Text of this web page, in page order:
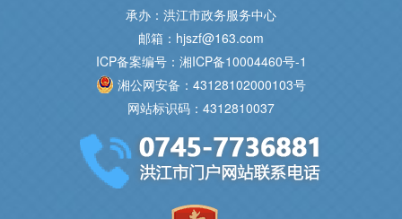
承办：洪江市政务服务中心
邮箱：hjszf@163.com
ICP备案编号：湘ICP备10004460号-1
湘公网安备：43128102000103号
网站标识码：4312810037